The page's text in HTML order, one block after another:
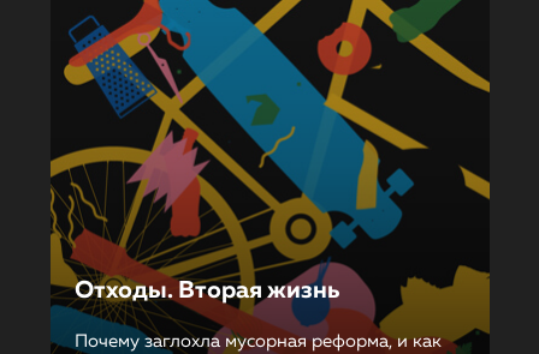
Отходы. Вторая жизнь
Почему заглохла мусорная реформа, и как